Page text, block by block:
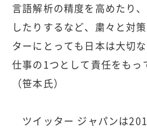
言語解析の精度を高めたり
したりするなど、粛々と対
ターにとっても日本は大切
仕事の1つとして責任をもっ
（笹本氏）
ツイッター ジャパンは